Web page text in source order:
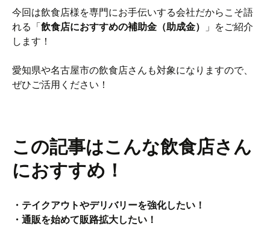
今回は飲食店様を専門にお手伝いする会社だからこそ語
れる「飲食店におすすめの補助金（助成金）
」をご紹介
します！
愛知県や名古屋市の飲食店さんも対象になりますので、
ぜひご活用ください！
この記事はこんな飲食店さん
におすすめ！
・テイクアウトやデリバリーを強化したい！
・通販を始めて販路拡大したい！